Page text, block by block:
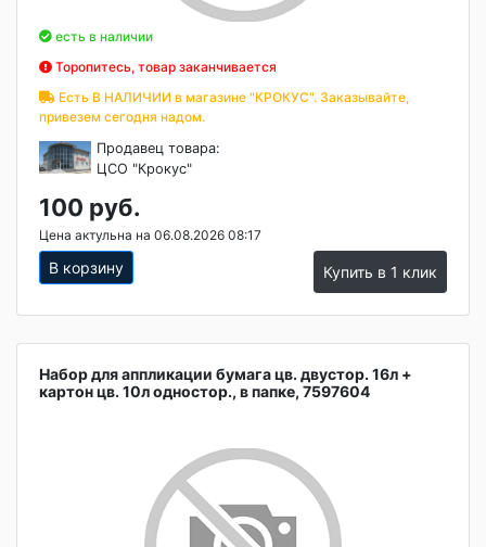
есть в наличии
Торопитесь, товар заканчивается
Есть В НАЛИЧИИ в магазине "КРОКУС". Заказывайте,
привезем сегодня надом.
Продавец товара:
ЦСО "Крокус"
100 руб.
Цена актульна на 06.08.2026 08:17
В корзину Купить в 1 клик
Набор для аппликации бумага цв. двустор. 16л +
картон цв. 10л одностор., в папке, 7597604